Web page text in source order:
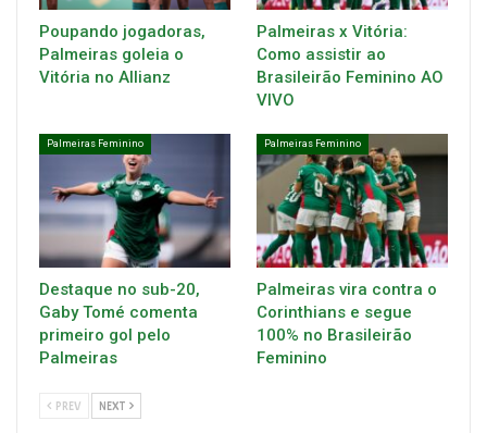
Poupando jogadoras,
Palmeiras goleia o
Vitória no Allianz
Palmeiras x Vitória:
Como assistir ao
Brasileirão Feminino AO
VIVO
Palmeiras Feminino
Destaque no sub-20,
Gaby Tomé comenta
primeiro gol pelo
Palmeiras
Palmeiras Feminino
Palmeiras vira contra o
Corinthians e segue
100% no Brasileirão
Feminino
PREV NEXT